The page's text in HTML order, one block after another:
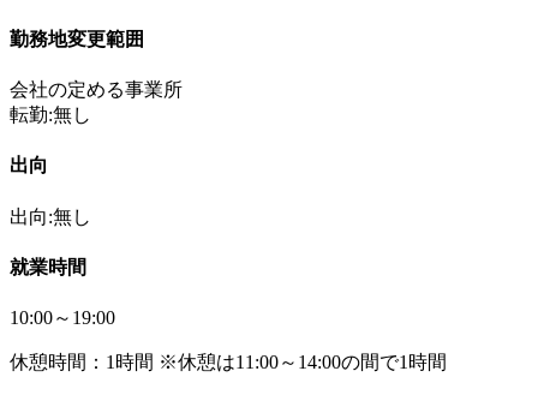
勤務地変更範囲
会社の定める事業所
転勤:無し
出向
出向:無し
就業時間
10:00～19:00
休憩時間：1時間 ※休憩は11:00～14:00の間で1時間